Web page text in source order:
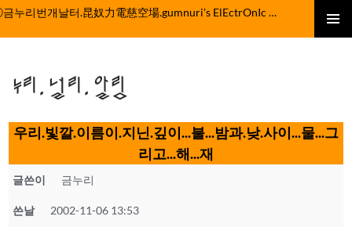
컨
뛰
ⓒ금누리번개날터.昆奴力電慈空場.gumnuri's ElEctrOnIc fActOrY
누리.널리.알림
우리.빛깔.이름이.지닌.깊이...불...밤과.낮.사이...물...그
리고...해...재
글쓴이 금누리
쓴날 2002-11-06 13:53